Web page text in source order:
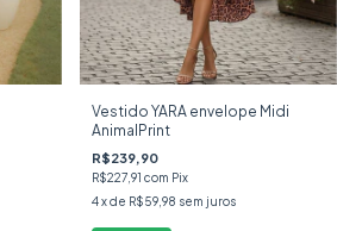
Vestido YARA envelope Midi
AnimalPrint
R$239,90
R$227,91 com Pix
4 x de R$59,98 sem juros